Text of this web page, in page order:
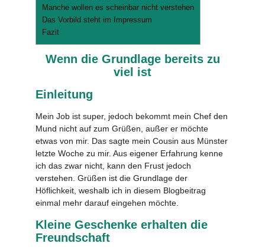
Manche wollen es scheinbar nicht verstehen
Das Vorbild steht im Impressum
Fazit
Wenn die Grundlage bereits zu
viel ist
Einleitung
Mein Job ist super, jedoch bekommt mein Chef den
Mund nicht auf zum Grüßen, außer er möchte
etwas von mir. Das sagte mein Cousin aus Münster
letzte Woche zu mir. Aus eigener Erfahrung kenne
ich das zwar nicht, kann den Frust jedoch
verstehen. Grüßen ist die Grundlage der
Höflichkeit, weshalb ich in diesem Blogbeitrag
einmal mehr darauf eingehen möchte.
Kleine Geschenke erhalten die
Freundschaft